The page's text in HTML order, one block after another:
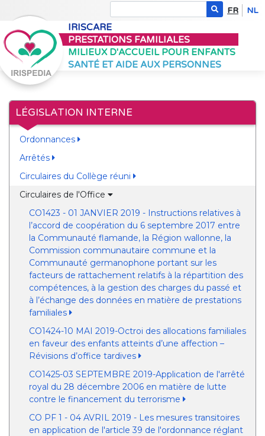
FR NL
IRISCARE
PRESTATIONS FAMILIALES
MILIEUX D'ACCUEIL POUR ENFANTS
SANTÉ ET AIDE AUX PERSONNES
LÉGISLATION INTERNE
Ordonnances
Arrêtés
Circulaires du Collège réuni
Circulaires de l'Office
CO1423 - 01 JANVIER 2019 - Instructions relatives à
l’accord de coopération du 6 septembre 2017 entre
la Communauté flamande, la Région wallonne, la
Commission communautaire commune et la
Communauté germanophone portant sur les
facteurs de rattachement relatifs à la répartition des
compétences, à la gestion des charges du passé et
à l’échange des données en matière de prestations
familiales
CO1424-10 MAI 2019-Octroi des allocations familiales
en faveur des enfants atteints d’une affection –
Révisions d’office tardives
CO1425-03 SEPTEMBRE 2019-Application de l'arrêté
royal du 28 décembre 2006 en matière de lutte
contre le financement du terrorisme
CO PF 1 - 04 AVRIL 2019 - Les mesures transitoires
en application de l'article 39 de l'ordonnance réglant